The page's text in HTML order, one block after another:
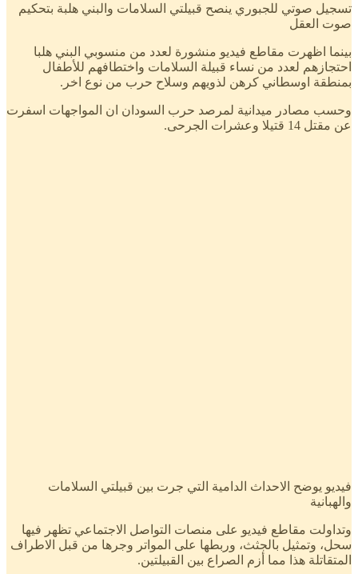
تسجيل صوتي للجبوري ينصح قبيلتي السلامات والبني هلبة بتحكيم
صوت العقل
بينما اظهرت مقاطع فيديو منشورة لعدد من منسوبي البني هلبا
احتجازهم لعدد من نساء قبيلة السلامات واختطافهم للأطفال
بمنطقة اوسطاني كرهن لذويهم وسلاح حرب من نوع اخر.
وحسب مصادر ميدانية لمرصد حرب السودان ان المواجهات اسفرت
عن مقتل 14 قتيلا وعشرات الجرحى.
فيديو يوضح الاحداث الدامية التي جرت بين قبيلتي السلامات
والهبانية
وتداولت مقاطع فيديو على منصات التواصل الاجتماعي تظهر فيها
سحل، وتمثيل بالجثث، وربطها على المواتر وجرها من قبل الاطراف
المتقاتلة هذا مما أزم الصراع بين القبيلتين.